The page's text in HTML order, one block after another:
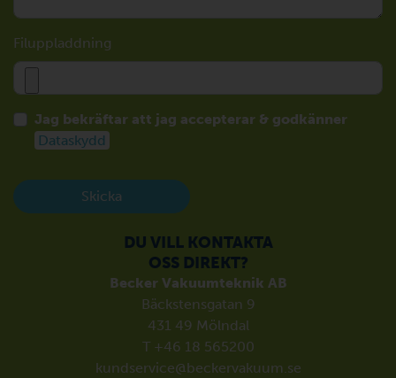
Filuppladdning
Jag bekräftar att jag accepterar & godkänner
Dataskydd
Skicka
DU VILL KONTAKTA
OSS DIREKT?
Becker Vakuumteknik AB
Bäckstensgatan 9
431 49 Mölndal
T +46 18 565200
kundservice@beckervakuum.se